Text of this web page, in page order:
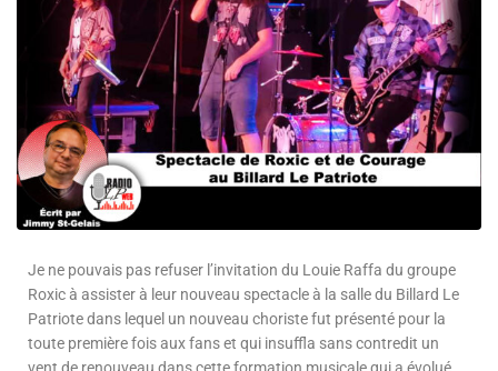
Je ne pouvais pas refuser l’invitation du Louie Raffa du groupe
Roxic à assister à leur nouveau spectacle à la salle du Billard Le
Patriote dans lequel un nouveau choriste fut présenté pour la
toute première fois aux fans et qui insuffla sans contredit un
vent de renouveau dans cette formation musicale qui a évolué